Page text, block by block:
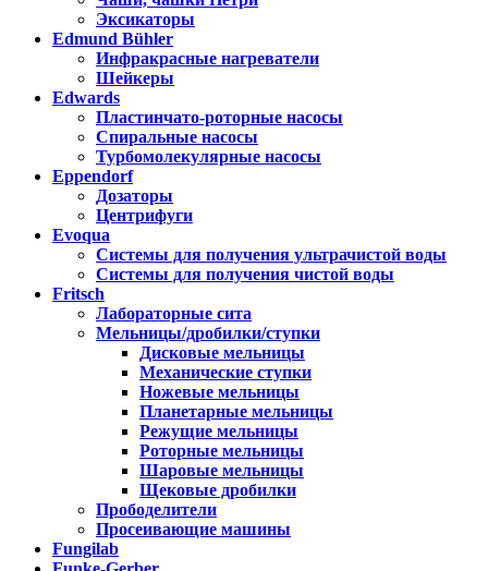
Эксикаторы
Edmund Bühler
Инфракрасные нагреватели
Шейкеры
Edwards
Пластинчато-роторные насосы
Спиральные насосы
Турбомолекулярные насосы
Eppendorf
Дозаторы
Центрифуги
Evoqua
Системы для получения ультрачистой воды
Системы для получения чистой воды
Fritsch
Лабораторные сита
Мельницы/дробилки/ступки
Дисковые мельницы
Механические ступки
Ножевые мельницы
Планетарные мельницы
Режущие мельницы
Роторные мельницы
Шаровые мельницы
Щековые дробилки
Прободелители
Просеивающие машины
Fungilab